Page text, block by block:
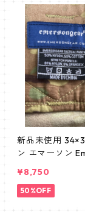
新品未使用
ン エマーソン
チカム G3 ミリ
クティカル
¥8,750
50%OFF